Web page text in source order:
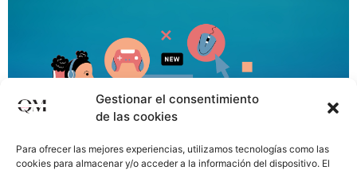
Gestionar el consentimiento
de las cookies
Para ofrecer las mejores experiencias, utilizamos tecnologías como las
cookies para almacenar y/o acceder a la información del dispositivo. El